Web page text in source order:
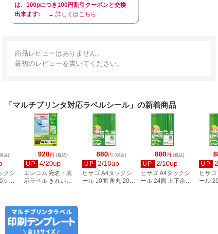
は、100pにつき100円割引クーポンと交換
出来ます♪
→ 詳しくはこちら
商品レビューはありません。
最初のレビューを書いてください。
「マルチプリンタ対応ラベルシール」の新着商品
928円 (税込)
UP 4/20up
エレコム 宛名・表
示ラベル きれい貼
880円 (税込)
UP 2/10up
ヒサゴ A4タックシ
ール 10面 角丸 20シ
880円 (税込)
UP 2/10up
ヒサゴ A4タックシ
ール 24面 上下余白
UP
ヒサ
ール
込)
クシ
ー